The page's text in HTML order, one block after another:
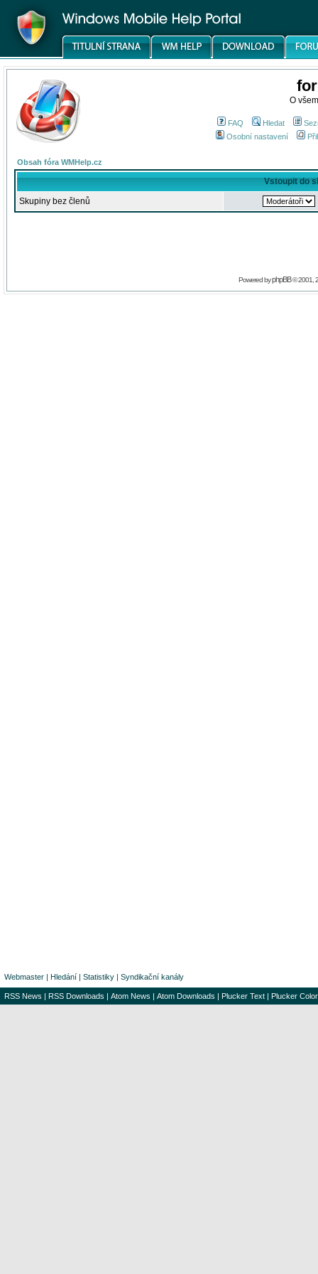
O
FAQ Hledat
Osobní nastavení
Obsah fóra WMHelp.cz
Vstoupit do
Skupiny bez členů
Powered byphpBB© 2001,
Webmaster | Hledání | Statistiky | Syndikační kanály
RSS News | RSS Downloads | Atom News | Atom Downloads | Plucker Text | Plucker Color